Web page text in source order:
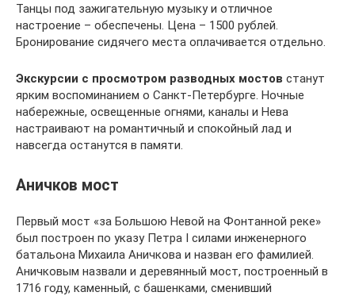
Танцы под зажигательную музыку и отличное
настроение – обеспечены. Цена – 1500 рублей.
Бронирование сидячего места оплачивается отдельно.
Экскурсии с просмотром разводных мостов станут
ярким воспоминанием о Санкт-Петербурге. Ночные
набережные, освещенные огнями, каналы и Нева
настраивают на романтичный и спокойный лад и
навсегда останутся в памяти.
Аничков мост
Первый мост «за Большою Невой на Фонтанной реке»
был построен по указу Петра I силами инженерного
батальона Михаила Аничкова и назван его фамилией.
Аничковым назвали и деревянный мост, построенный в
1716 году, каменный, с башенками, сменивший